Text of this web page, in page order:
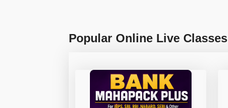
Popular Online Live Classes